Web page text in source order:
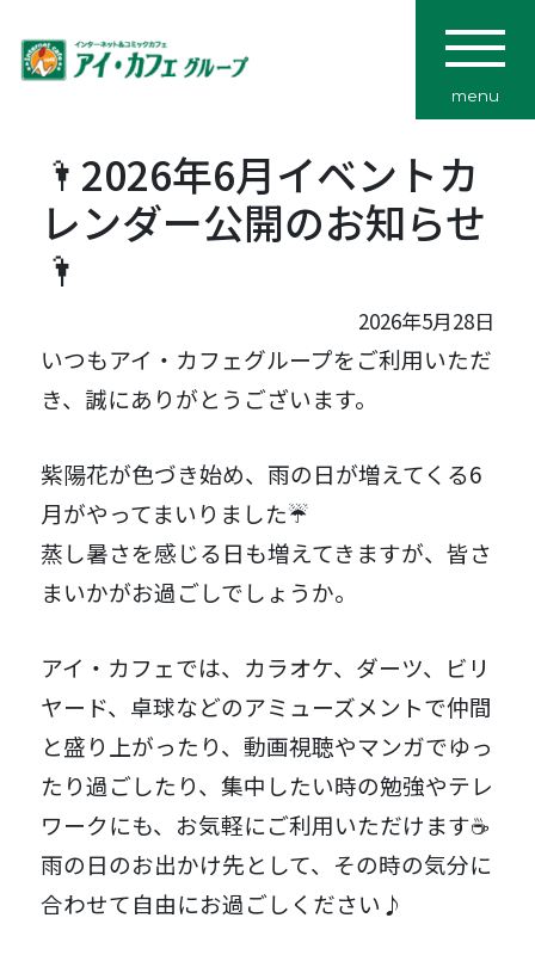
menu
🌂2026年6月イベントカ
レンダー公開のお知らせ
🌂
2026年5月28日
いつもアイ・カフェグループをご利用いただ
き、誠にありがとうございます。
紫陽花が色づき始め、雨の日が増えてくる6
月がやってまいりました☔
蒸し暑さを感じる日も増えてきますが、皆さ
まいかがお過ごしでしょうか。
アイ・カフェでは、カラオケ、ダーツ、ビリ
ヤード、卓球などのアミューズメントで仲間
と盛り上がったり、動画視聴やマンガでゆっ
たり過ごしたり、集中したい時の勉強やテレ
ワークにも、お気軽にご利用いただけます☕
雨の日のお出かけ先として、その時の気分に
合わせて自由にお過ごしください♪